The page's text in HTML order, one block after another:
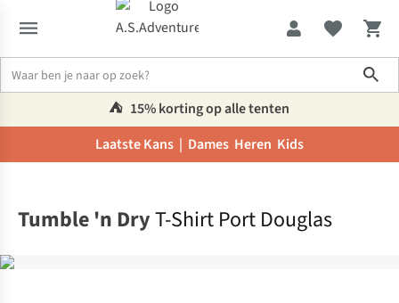
⛺️ 15% korting op alle tenten
Laatste Kans | Dames Heren Kids
Tumble 'n DryT-Shirt Port Douglas